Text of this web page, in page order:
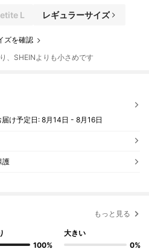
L レギュラーサイズ
ズを確認
、SHEINよりも小さめです
届け予定日: 8月14日 - 8月16日
護
もっと見る
100%
大きい
0%